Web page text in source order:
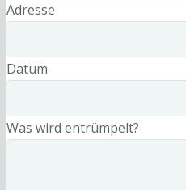
Adresse
Datum
Was wird entrümpelt?